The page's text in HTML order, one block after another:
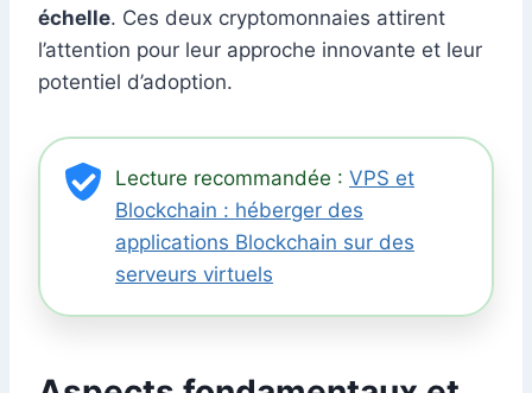
échelle. Ces deux cryptomonnaies attirent
l’attention pour leur approche innovante et leur
potentiel d’adoption.
Lecture recommandée : VPS et
Blockchain : héberger des
applications Blockchain sur des
serveurs virtuels